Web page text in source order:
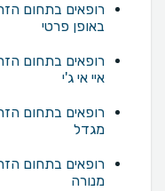
באופן פרטי
איי אי ג'י
מגדל
מנורה